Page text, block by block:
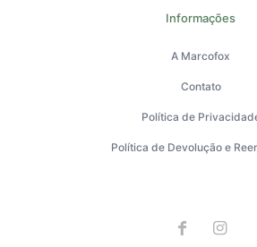
Informações
A Marcofox
Contato
Política de
Política de Devolução e